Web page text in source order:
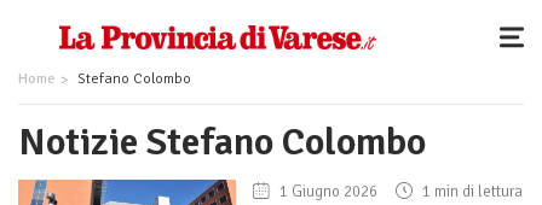
Home Stefano Colombo
Notizie Stefano Colombo
1 Giugno 2026 1 min di lettura